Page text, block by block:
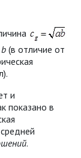
b (в отличие от
и
показано в
.